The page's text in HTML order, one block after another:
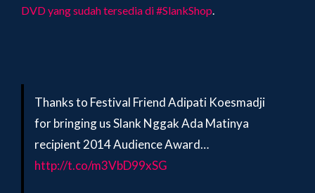
DVD yang sudah tersedia di #SlankShop
Thanks to Festival Friend Adipati Koesmadji
for bringing us Slank Nggak Ada Matinya
recipient 2014 Audience Award…
http://t.co/m3VbD99xSG